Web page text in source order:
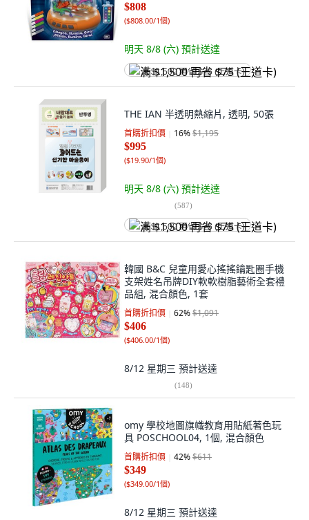
$808
($808.00/1個)
明天 8/8 (六) 預計送達
满 $1,500 再省 $75 (王道卡)
THE IAN 半透明熱縮片, 透明, 50張
首購折扣價 16%$1,195
$995
($19.90/1個)
明天 8/8 (六) 預計送達
(587)
满 $1,500 再省 $75 (王道卡)
韓國 B&C 兒童用愛心搖搖鑰匙圈手機
支架姓名吊牌DIY軟軟樹脂藝術全套禮
品組, 混合顏色, 1套
首購折扣價 62%$1,091
$406
($406.00/1個)
8/12 星期三 預計送達
(148)
omy 學校地圖旗幟教育用貼紙著色玩
具 POSCHOOL04, 1個, 混合顏色
首購折扣價 42%$611
$349
($349.00/1個)
8/12 星期三 預計送達